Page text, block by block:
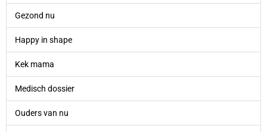
Gezond nu
Happy in shape
Kek mama
Medisch dossier
Ouders van nu